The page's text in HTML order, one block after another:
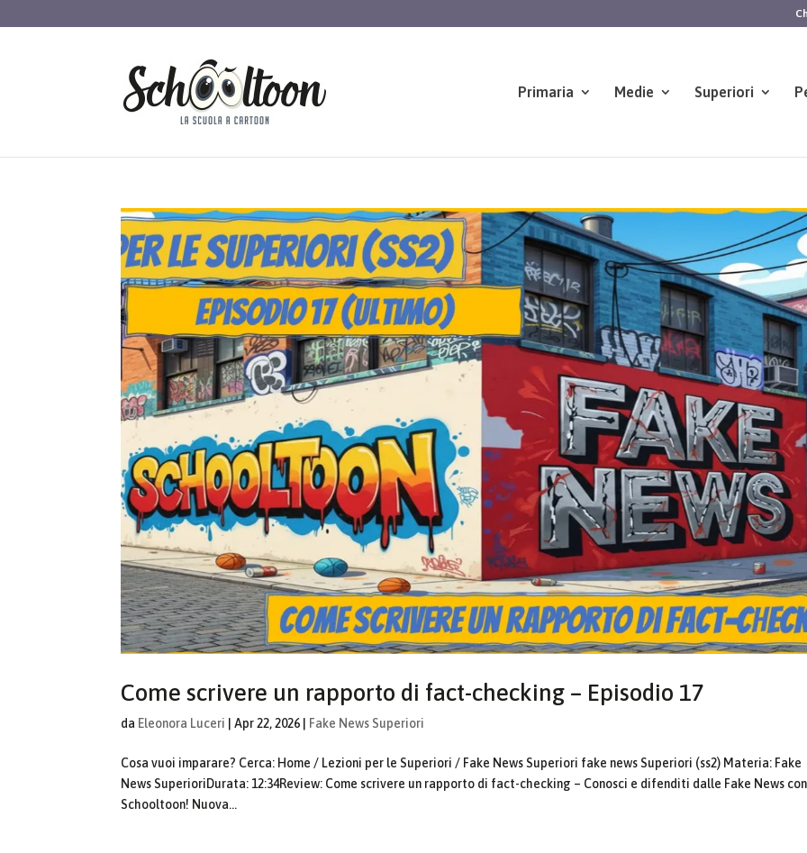
Primaria Medie Superiori
Come scrivere un rapporto di fact-checking – Episodio 17
da Eleonora Luceri |Apr 22, 2026 Fake News Superiori
Cosa vuoi imparare? Cerca: Home / Lezioni per le Superiori / Fake News Superiori fake news Superiori (ss2) Materia: Fake
News SuperioriDurata: 12:34Review: Come scrivere un rapporto di fact-checking – Conosci e difenditi dalle Fake News con
Schooltoon! Nuova...